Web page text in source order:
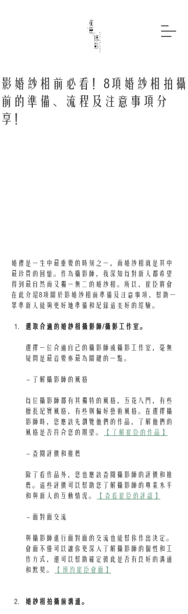
影婚紗相前必看！8項婚紗相拍攝
前的準備、流程及注意事項分
享！
婚禮是一生中最重要的時刻之一，而婚紗相就是其中
最珍貴的回憶。作為攝影師，我深知每對新人都希望
得到最自然而又獨一無二的婚紗相。所以，崔臣將會
在此介紹8項關於影婚紗相前準備及注意事項，幫助一
眾準新人能夠更好地準備和紀錄這美好的經驗。
選取合適的婚紗相攝影師/攝影工作室。
選擇一位合適自己的攝影師或攝影工作室，毫無
疑問是最首要亦最為關鍵的一點。
- 了解攝影師的風格
每位攝影師都有其獨特的風格，五花八門，有些
擅長紀實風格，有些則偏好藝術風格。在選擇攝
影師時，您應該先瀏覽他們的作品，了解他們的
風格是否符合您的期望。
【了解崔臣的作品】
- 查閱評價和推薦
除了看作品外，您也應該查閱攝影師的評價和推
薦。這些評價可以幫助您了解攝影師的專業水平
和與新人的互動情況。
【查看崔臣的評語】
- 面對面交流
與攝影師進行面對面的交流也能幫你作出決定。
會面不僅可以讓你更深入了解攝影師的個性和工
作方式，還可以幫助確定彼此是否有良好的溝通
和默契。
【預約崔臣會面】
婚紗相拍攝前溝通。